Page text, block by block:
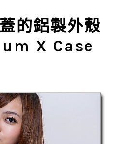
的鋁製外殼
X Case